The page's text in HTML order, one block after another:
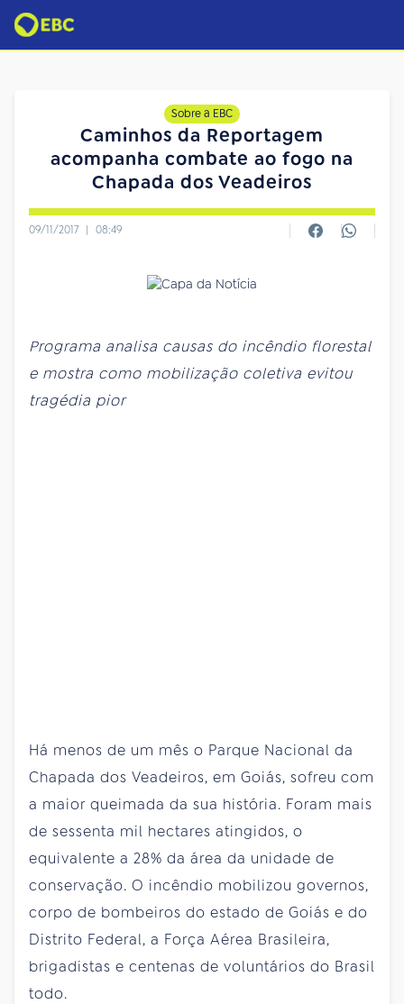
Sobre a EBC
Caminhos da Reportagem
acompanha combate ao fogo na
Chapada dos Veadeiros
09/11/2017 | 08:49
Programa analisa causas do incêndio florestal
e mostra como mobilização coletiva evitou
tragédia pior
Há menos de um mês o Parque Nacional da
Chapada dos Veadeiros, em Goiás, sofreu com
a maior queimada da sua história. Foram mais
de sessenta mil hectares atingidos, o
equivalente a 28% da área da unidade de
conservação. O incêndio mobilizou governos,
corpo de bombeiros do estado de Goiás e do
Distrito Federal, a Força Aérea Brasileira,
brigadistas e centenas de voluntários do Brasil
todo.